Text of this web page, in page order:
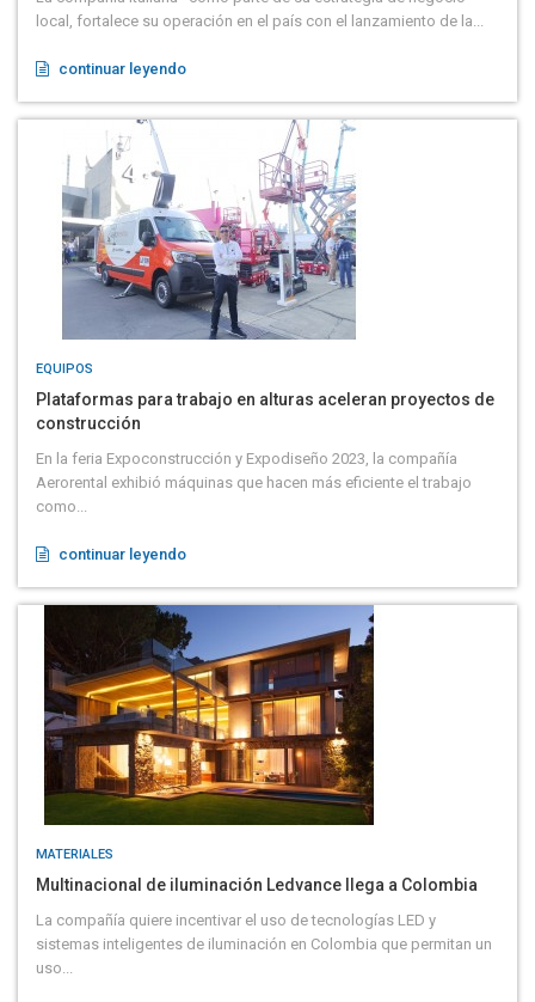
local, fortalece su operación en el país con el lanzamiento de la...
continuar leyendo
EQUIPOS
Plataformas para trabajo en alturas aceleran proyectos de
construcción
En la feria Expoconstrucción y Expodiseño 2023, la compañía
Aerorental exhibió máquinas que hacen más eficiente el trabajo
como...
continuar leyendo
MATERIALES
Multinacional de iluminación Ledvance llega a Colombia
La compañía quiere incentivar el uso de tecnologías LED y
sistemas inteligentes de iluminación en Colombia que permitan un
uso...